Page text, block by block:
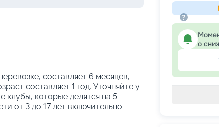
составляет 6 месяцев,
составляет 1 год. Уточняйте у
клубы, которые делятся на 5
от 3 до 17 лет включительно.
о